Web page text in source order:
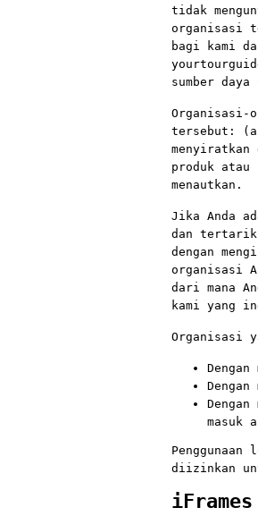
tidak
organisasi
bagi kami
sumber daya
Organisasi-
tersebut:
menyiratkan
produk atau
menautkan.
Jika Anda
dan tertarik
dengan
organisasi
dari mana
kami yang
Organisasi
masuk
diizinkan
iFrames